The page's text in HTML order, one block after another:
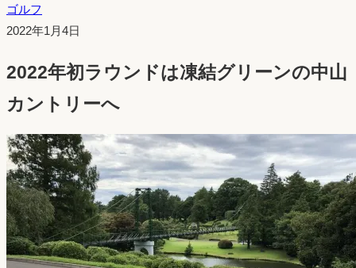
ゴルフ
投
日：
2022年1月4日
2022年初ラウンドは凍結グリーンの中山
カントリーへ